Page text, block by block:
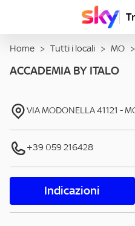
Home > Tutti i locali > MO >
ACCADEMIA BY ITALO
VIA MODONELLA41121 -
+39 059 216428
Indicazioni